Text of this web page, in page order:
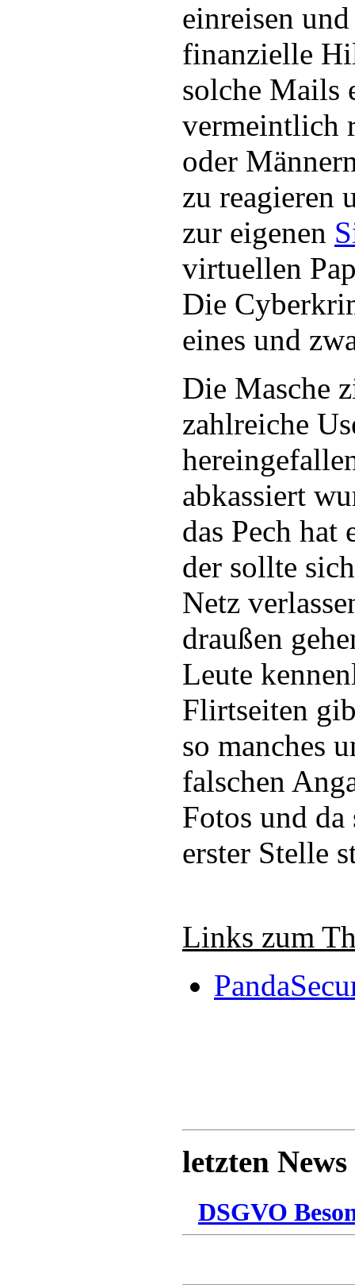
einreisen
finanzielle
solche Mails
vermeintlich
oder
zu reagieren
zur eigenen
virtuellen
Die
eines und
Die Masche
zahlreiche
abkassiert
das Pech hat
der sollte
Netz
draußen
Leute
Flirtseiten
so manches
falschen
Fotos und
erster Stelle
Links zum
letzten News
DSGVO